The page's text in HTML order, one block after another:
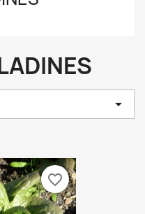

favorite_border